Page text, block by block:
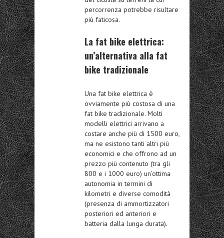
percorrenza potrebbe risultare
più faticosa.
La fat bike elettrica:
un’alternativa alla fat
bike tradizionale
Una fat bike elettrica è
ovviamente più costosa di una
fat bike tradizionale. Molti
modelli elettrici arrivano a
costare anche più di 1500 euro,
ma ne esistono tanti altri più
economici e che offrono ad un
prezzo più contenuto (tra gli
800 e i 1000 euro) un’ottima
autonomia in termini di
kilometri e diverse comodità
(presenza di ammortizzatori
posteriori ed anteriori e
batteria dalla lunga durata).